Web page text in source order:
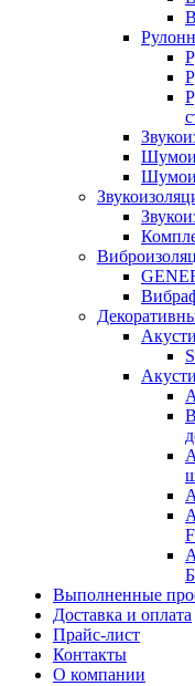
Выполненные
Доставка и оплата
Прайс-лист
Контакты
О компании